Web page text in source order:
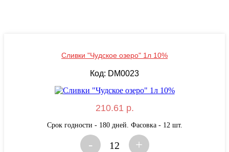
Сливки "Чудское озеро" 1л 10%
Код: DM0023
210.61 р.
Срок годности - 180 дней. Фасовка - 12 шт.
- 12 +